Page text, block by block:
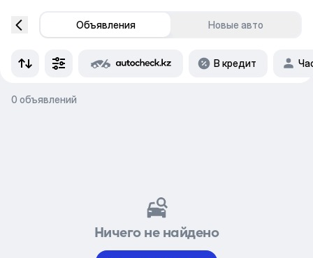
Объявления Новые авто
В кредит
0 объявлений
Ничего не найдено